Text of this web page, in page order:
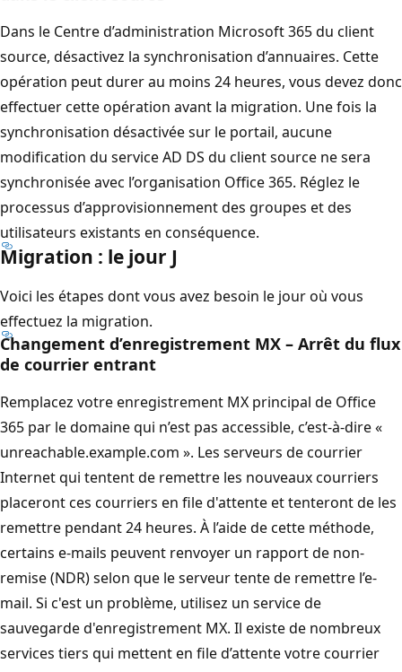
Dans le Centre d’administration Microsoft 365 du client
source, désactivez la synchronisation d’annuaires. Cette
opération peut durer au moins 24 heures, vous devez donc
effectuer cette opération avant la migration. Une fois la
synchronisation désactivée sur le portail, aucune
modification du service AD DS du client source ne sera
synchronisée avec l’organisation Office 365. Réglez le
processus d’approvisionnement des groupes et des
utilisateurs existants en conséquence.
Migration : le jour J
Voici les étapes dont vous avez besoin le jour où vous
effectuez la migration.
Changement d’enregistrement MX – Arrêt du flux
de courrier entrant
Remplacez votre enregistrement MX principal de Office
365 par le domaine qui n’est pas accessible, c’est-à-dire «
unreachable.example.com ». Les serveurs de courrier
Internet qui tentent de remettre les nouveaux courriers
placeront ces courriers en file d'attente et tenteront de les
remettre pendant 24 heures. À l’aide de cette méthode,
certains e-mails peuvent renvoyer un rapport de non-
remise (NDR) selon que le serveur tente de remettre l’e-
mail. Si c'est un problème, utilisez un service de
sauvegarde d'enregistrement MX. Il existe de nombreux
services tiers qui mettent en file d’attente votre courrier